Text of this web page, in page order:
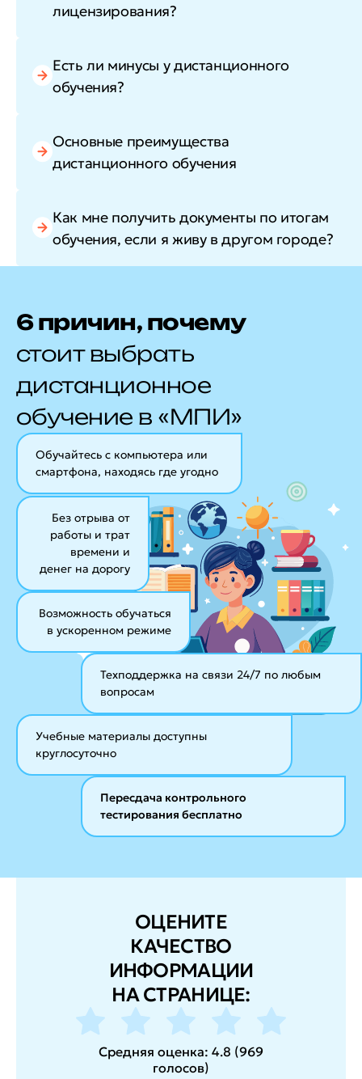
лицензирования?
Есть ли минусы у дистанционного
обучения?
Основные преимущества
дистанционного обучения
Как мне получить документы по итогам
обучения, если я живу в другом городе?
6 причин, почему
стоит выбрать
дистанционное
обучение в «МПИ»
Обучайтесь с компьютера или
смартфона, находясь где угодно
Возможность обучаться
в ускоренном режиме
Без отрыва от
работы и трат
времени и
денег на дорогу
Техподдержка на связи 24/7 по любым
вопросам
Учебные материалы доступны
круглосуточно
Пересдача контрольного
тестирования бесплатно
ОЦЕНИТЕ
КАЧЕСТВО
ИНФОРМАЦИИ
НА СТРАНИЦЕ:
Средняя оценка: 4.8 (969
голосов)